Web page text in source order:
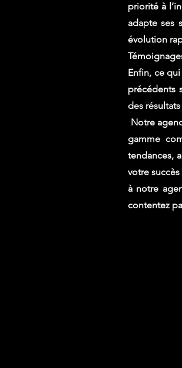
priorité à
adapte ses
évolution
Enfin, ce
précédents
des
Notre
gamme
tendances,
votre
à notre
contentez